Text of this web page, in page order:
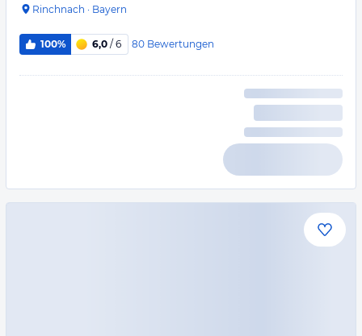
Rinchnach · Bayern
100% 6,0 / 6 80 Bewertungen